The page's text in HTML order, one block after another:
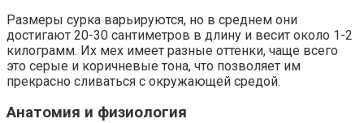
Размеры сурка варьируются, но в среднем они
достигают 20-30 сантиметров в длину и весит около 1-2
килограмм. Их мех имеет разные оттенки, чаще всего
это серые и коричневые тона, что позволяет им
прекрасно сливаться с окружающей средой.
Анатомия и физиология